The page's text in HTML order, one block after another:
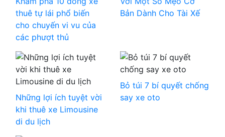
thuê tự lái phổ biến
cho chuyến vi vu của
các phượt thủ
Bản Dành Cho Tài Xế
Những lợi ích tuyệt vời
khi thuê xe Limousine
di du lịch
Bỏ túi 7 bí quyết chống
say xe oto